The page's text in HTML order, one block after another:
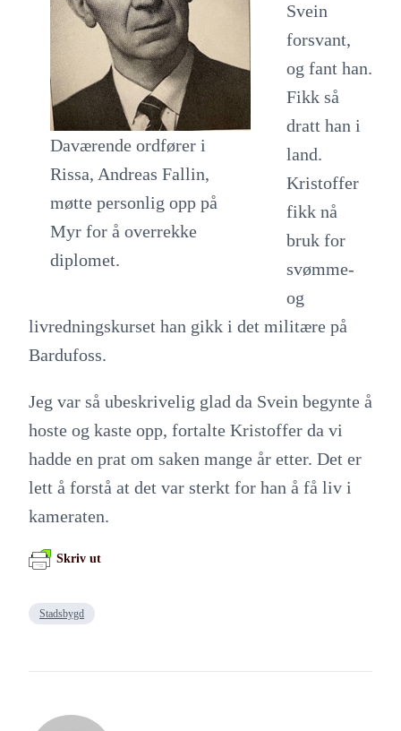
Daværende ordfører i
Rissa, Andreas Fallin,
møtte personlig opp på
Myr for å overrekke
diplomet.
Svein
forsvant,
og fant han.
Fikk så
dratt han i
land.
Kristoffer
fikk nå
bruk for
svømme-
og
livredningskurset han gikk i det militære på
Bardufoss.
Jeg var så ubeskrivelig glad da Svein begynte å
hoste og kaste opp, fortalte Kristoffer da vi
hadde en prat om saken mange år etter. Det er
lett å forstå at det var sterkt for han å få liv i
kameraten.
Skriv ut
Stadsbygd